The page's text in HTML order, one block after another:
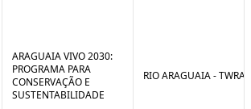
ARAGUAIA VIVO 2030:
PROGRAMA PARA
CONSERVAÇÃO E
SUSTENTABILIDADE
RIO ARAGUAIA - TWRA